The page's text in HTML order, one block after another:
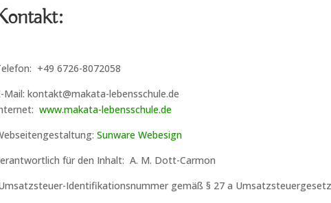
+49 6726-8072058
Mail: kontakt@makata-lebensschule.de
www.makata-lebensschule.de
Sunware Webesign
für den Inhalt: A. M. Dott-Carmon
Identifikationsnummer gemäß § 27 a